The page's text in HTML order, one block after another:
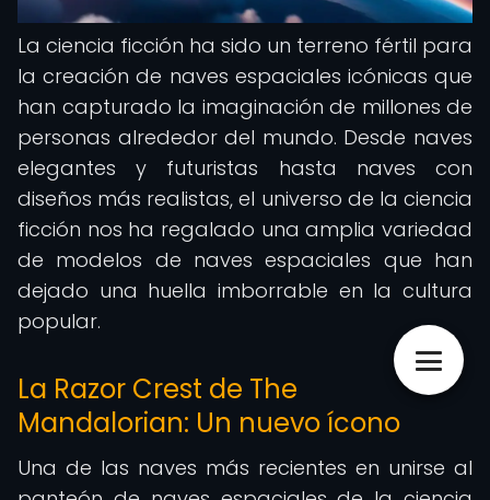
La ciencia ficción ha sido un terreno fértil para
la creación de naves espaciales icónicas que
han capturado la imaginación de millones de
personas alrededor del mundo. Desde naves
elegantes y futuristas hasta naves con
diseños más realistas, el universo de la ciencia
ficción nos ha regalado una amplia variedad
de modelos de naves espaciales que han
dejado una huella imborrable en la cultura
popular.
La Razor Crest de The
Mandalorian: Un nuevo ícono
Una de las naves más recientes en unirse al